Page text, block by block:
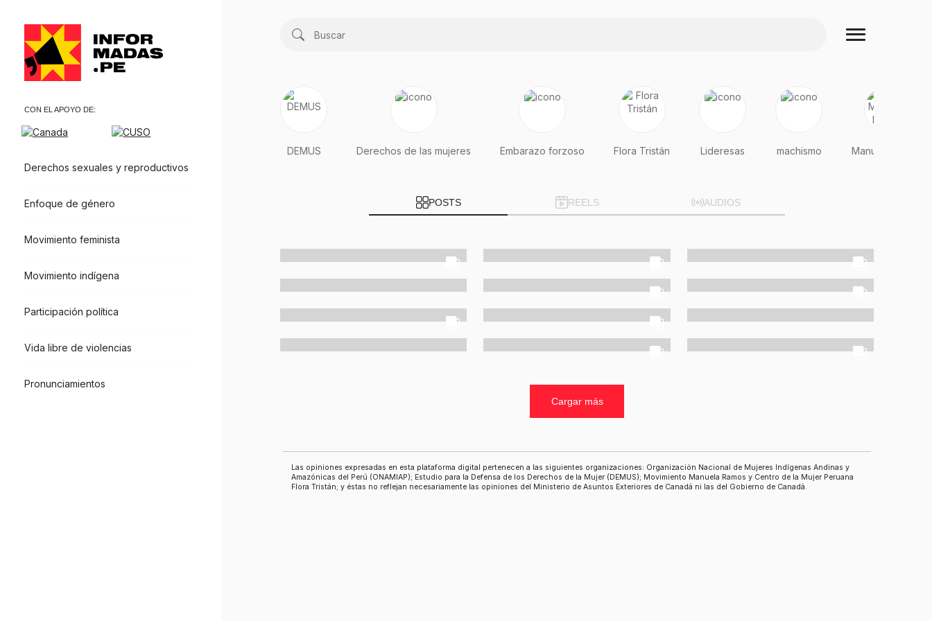
CON EL APOYO DE:
Derechos sexuales y reproductivos
Enfoque de género
Movimiento feminista
Movimiento indígena
Participación política
Vida libre de violencias
Pronunciamientos
DEMUS Derechos de las mujeres Embarazo forzoso Flora Tristán Lideresas machismo Manuela Ramos
POSTS REELS AUDIOS
Cargar más
Las opiniones expresadas en esta plataforma digital pertenecen a las siguientes organizaciones: Organización Nacional de Mujeres Indígenas Andinas y
Amazónicas del Perú (ONAMIAP); Estudio para la Defensa de los Derechos de la Mujer (DEMUS); Movimiento Manuela Ramos y Centro de la Mujer Peruana
Flora Tristán; y éstas no reflejan necesariamente las opiniones del Ministerio de Asuntos Exteriores de Canadá ni las del Gobierno de Canadá.